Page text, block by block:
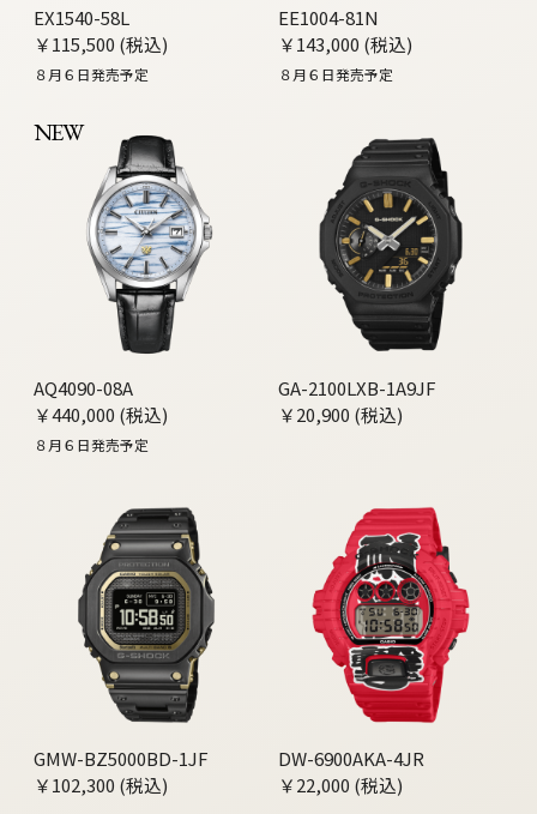
EX1540-58L
￥115,500 (税込)
８月６日発売予定
EE1004-81N
￥143,000 (税込)
８月６日発売予定
NEW
AQ4090-08A
￥440,000 (税込)
８月６日発売予定
GA-2100LXB-1A9JF
￥20,900 (税込)
GMW-BZ5000BD-1JF
￥102,300 (税込)
DW-6900AKA-4JR
￥22,000 (税込)